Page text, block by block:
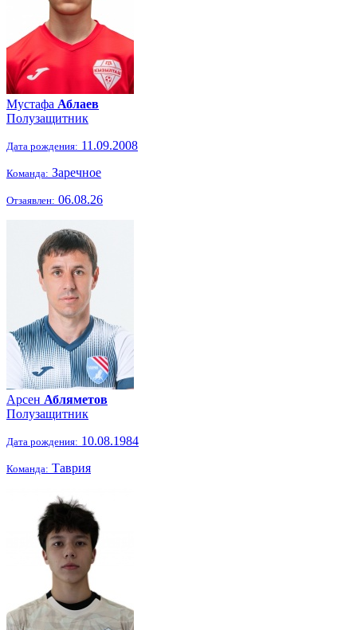
Мустафа Аблаев
Полузащитник
Дата рождения: 11.09.2008
Команда: Заречное
Отзаявлен: 06.08.26
Арсен Абляметов
Полузащитник
Дата рождения: 10.08.1984
Команда: Таврия